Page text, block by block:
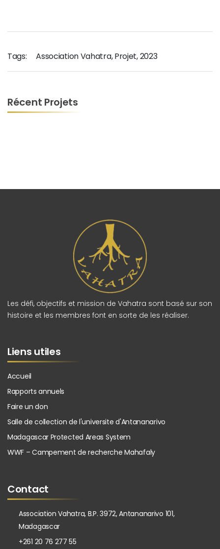
Tags: Association Vahatra,Projet,2023
Récent Projets
Les défi, objectifs et mission de Vahatra sont basé sur son
histoire et les membres font en sorte de les réaliser.
Liens utiles
Accueil
Rapports annuels
Faire un don
Salle de collection de l'universite d'Antananarivo
Madagascar Protected Areas System
WWF – Campement de recherche Mahafaly
Contact
Association Vahatra, B.P. 3972, Antananarivo 101,
Madagascar
+261 20 76 277 55